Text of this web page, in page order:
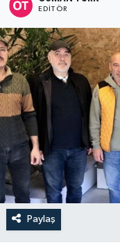
EDITÖR
Paylaş